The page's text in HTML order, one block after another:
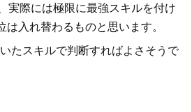
実際には極限に最強スキルを付け
入れ替わるものと思います。
たスキルで判断すればよさそうで